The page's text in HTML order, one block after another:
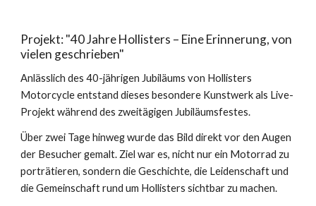
Projekt: "40 Jahre Hollisters – Eine Erinnerung, von
vielen geschrieben"
Anlässlich des 40-jährigen Jubiläums von Hollisters
Motorcycle entstand dieses besondere Kunstwerk als Live-
Projekt während des zweitägigen Jubiläumsfestes.
Über zwei Tage hinweg wurde das Bild direkt vor den Augen
der Besucher gemalt. Ziel war es, nicht nur ein Motorrad zu
porträtieren, sondern die Geschichte, die Leidenschaft und
die Gemeinschaft rund um Hollisters sichtbar zu machen.